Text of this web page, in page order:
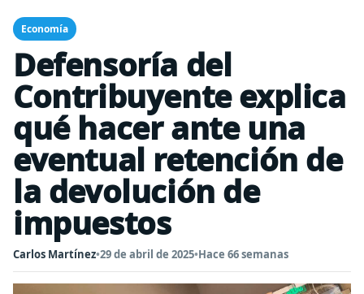
Economía
Defensoría del
Contribuyente explica
qué hacer ante una
eventual retención de
la devolución de
impuestos
Carlos Martínez•29 de abril de 2025•Hace 66 semanas